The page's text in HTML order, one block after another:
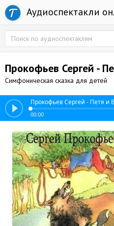
Аудиоспектакли
Прокофьев Сергей -
Симфоническая сказка для детей
Прокофьев Сергей - Петя и
00:00